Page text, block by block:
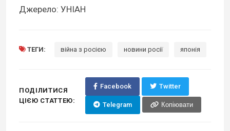
Джерело: УНІАН
ТЕГИ: війна з росією новини росії японія
ПОДІЛИТИСЯ
ЦІЄЮ СТАТТЕЮ:
Facebook Twitter
Telegram Копіювати